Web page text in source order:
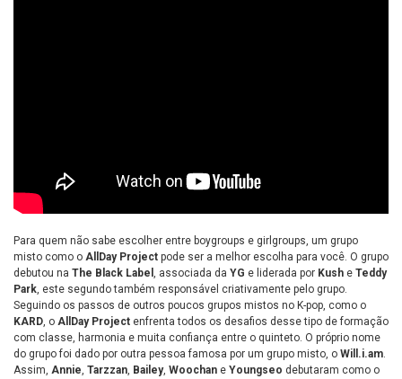
Para quem não sabe escolher entre boygroups e girlgroups, um grupo
misto como o AllDay Project pode ser a melhor escolha para você. O grupo
debutou na The Black Label , associada da YG e liderada por Kush e Teddy
Park, este segundo também responsável criativamente pelo grupo.
Seguindo os passos de outros poucos grupos mistos no K-pop, como o
KARD, o AllDay Project enfrenta todos os desafios desse tipo de formação
com classe, harmonia e muita confiança entre o quinteto. O próprio nome
do grupo foi dado por outra pessoa famosa por um grupo misto, o Will.i.am.
Assim, Annie, Tarzzan, Bailey, Woochan e Youngseo debutaram como o